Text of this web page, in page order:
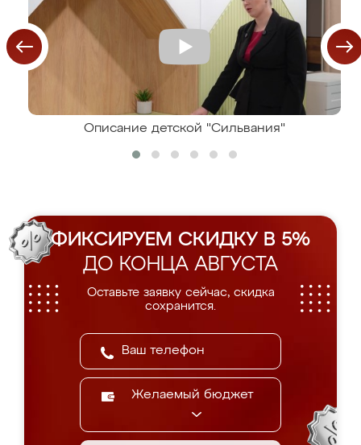
Описание детской "Сильвания"
ФИКСИРУЕМ СКИДКУ В 5%
ДО КОНЦА АВГУСТА
Оставьте заявку сейчас, скидка
сохранится.
Желаемый бюджет